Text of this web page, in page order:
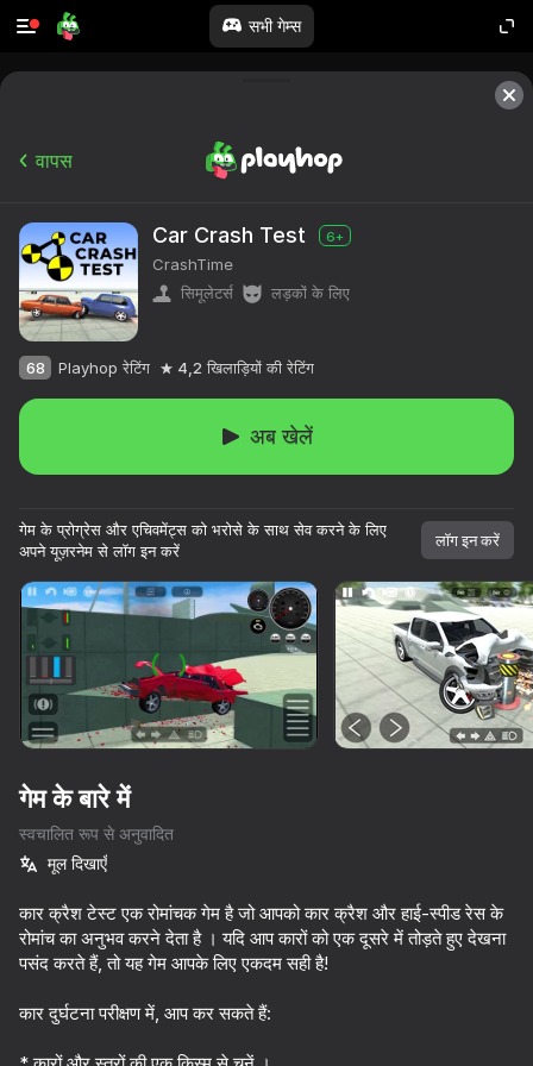
सभी गेम्स
डिवाइस घुमाएँ
यह गेम केवल लैंडस्केप
ओरिएंटेशन का समर्थन करता है
प्ले
72
72
वापस
Car Crash Test 6+
CrashTime
सिमूलेटर्स
लड़कों के लिए
68 Playhop रेटिंग 4,2 खिलाड़ियों की रेटिंग
अब खेलें
गेम के प्रोग्रेस और एचिवमेंट्स को भरोसे के साथ सेव करने के लिए
अपने यूज़रनेम से लॉग इन करें
लॉग इन करें
गेम के बारे में
स्वचालित रूप से अनुवादित
मूल दिखाएँ
कार क्रैश टेस्ट एक रोमांचक गेम है जो आपको कार क्रैश और हाई-स्पीड रेस के
रोमांच का अनुभव करने देता है । यदि आप कारों को एक दूसरे में तोड़ते हुए देखना
पसंद करते हैं, तो यह गेम आपके लिए एकदम सही है!
कार दुर्घटना परीक्षण में, आप कर सकते हैं: